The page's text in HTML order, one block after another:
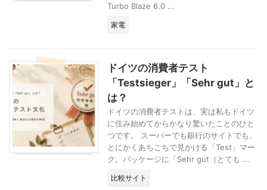
Turbo Blaze 6.0 ...
家電
ドイツの消費者テスト
「Testsieger」「Sehr gut」と
は？
ドイツの消費者テストは、実は私もドイツ
に住み始めてからかなり驚いたことのひと
つです。 スーパーでも銀行のサイトでも、
とにかくあちこちで見かける「Test」マー
ク。パッケージに「Sehr gut（とても ...
比較サイト